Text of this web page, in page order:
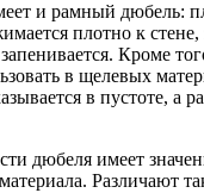
и рамный дюбель:
плотно к стене,
Кроме
в щелевых
в пустоте, а
дюбеля имеет
Различают